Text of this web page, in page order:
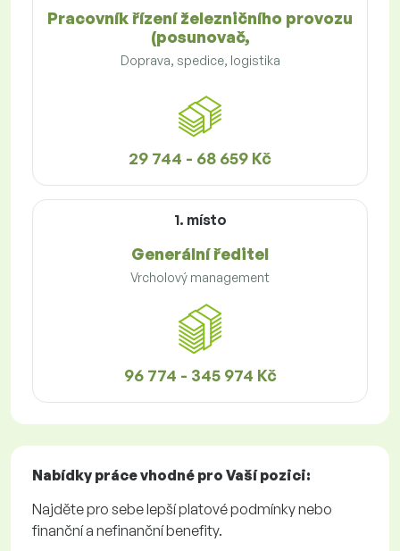
Pracovník řízení železničního provozu
(posunovač,
Doprava, spedice, logistika
29 744 - 68 659 Kč
1. místo
Generální ředitel
Vrcholový management
96 774 - 345 974 Kč
Nabídky prácevhodné pro Vaší pozici:
Najděte pro sebe lepší platové podmínky nebo
finanční a nefinanční benefity.